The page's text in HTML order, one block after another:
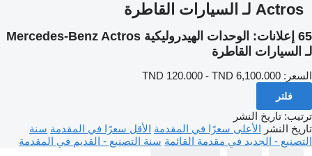
Actros لـ السيارات القاطرة
65 إعلانات:
الوحدات الهيدروليكية Mercedes-Benz Actros
لـ السيارات القاطرة
السعر: TND 120.000 - TND 6,100.000
فلتر
ترتيب: تاريخ النشر
تاريخ النشر الأعلى سعرًا في المقدمة الأقل سعرًا في المقدمة سنة
التصنيع - الجديد في مقدمة القائمة سنة التصنيع - القديم في المقدمة